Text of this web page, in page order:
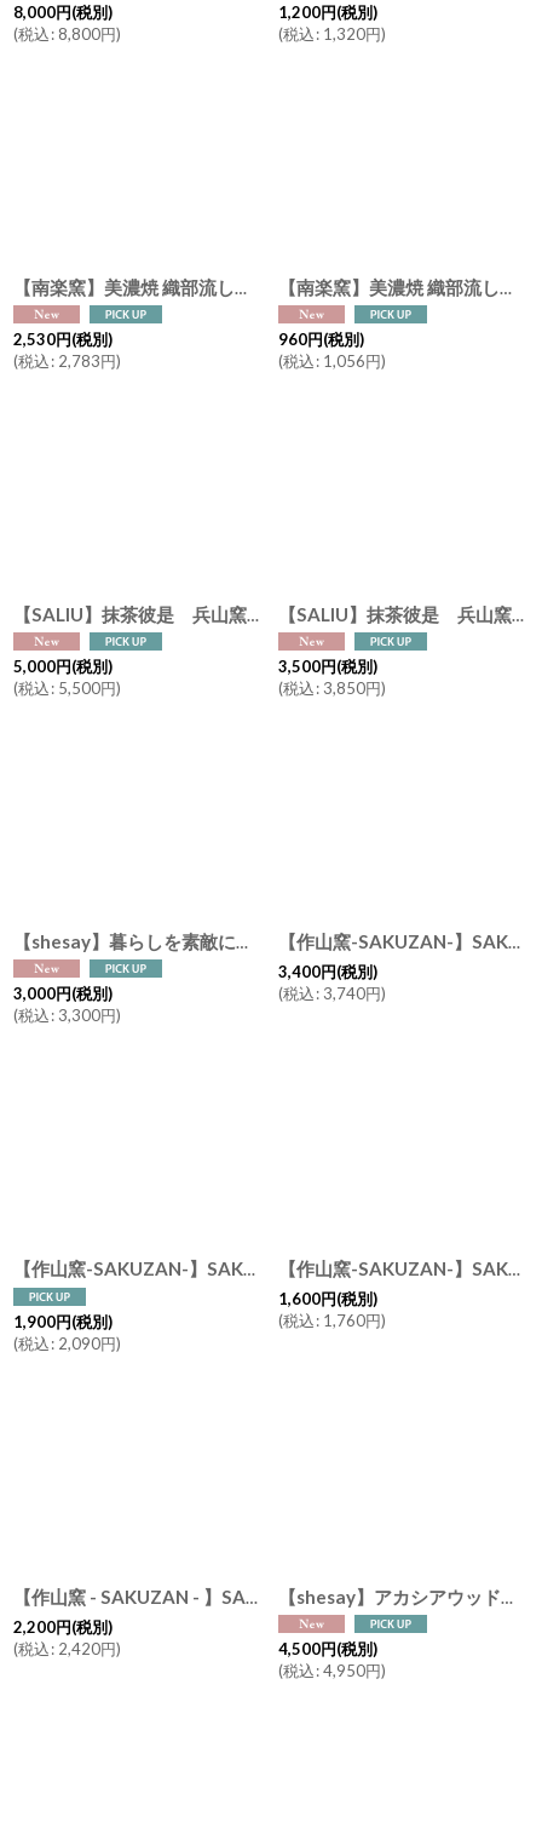
8,000円(税別)
(税込: 8,800円)
1,200円(税別)
(税込: 1,320円)
【南楽窯】美濃焼 織部流し 片口抹茶碗 日本製 φ13cm 抹茶オレ
2,530円(税別)
(税込: 2,783円)
【南楽窯】美濃焼 織部流し 湯呑み 小鉢 日本製 φ8.5cm
960円(税別)
(税込: 1,056円)
【SALIU】抹茶彼是 兵山窯 片口抹茶碗 粉引き 黒柿釉 美濃焼 日本製 SALIU craft Japan 抹茶ラテ 抹茶を楽しむ
5,000円(税別)
(税込: 5,500円)
【SALIU】抹茶彼是 兵山窯 こぶり抹茶碗 粉引き 黒柿釉 美濃焼 日本製 SALIU craft Japan 抹茶ラテ 抹茶を楽しむ
3,500円(税別)
(税込: 3,850円)
【shesay】暮らしを素敵にしてくれる リューズガラスのガラスドーム (φ 4.5cm ・φ17.5cm)
3,000円(税別)
(税込: 3,300円)
【作山窯-SAKUZAN-】SAKUZAN DAYS Sara ティーポット 520ml ステンレス茶こし付き サラ (グレイ・ネイビー・クリーム) 日本製
3,400円(税別)
(税込: 3,740円)
【作山窯-SAKUZAN-】SAKUZAN DAYS Sara スープマグ 約380cc スープカップ 磁器 日本製 美濃焼
1,900円(税別)
(税込: 2,090円)
【作山窯-SAKUZAN-】SAKUZAN DAYS Sara Cup カップ 250cc マグカップ 日本製 クリーム ターコイズ ピンク グレー ネイビー ブラウン イエロー
1,600円(税別)
(税込: 1,760円)
【作山窯 - SAKUZAN - 】SAKUZAN DAYS Sara オーバル M 23.5cm Oval M お皿 ディナープレート 磁器 日本製
2,200円(税別)
(税込: 2,420円)
【shesay】アカシアウッド ケーキスタンド 木製 高台 スタンドトレイ ( S φ 17cm / L φ21cm )
4,500円(税別)
(税込:4,950円)